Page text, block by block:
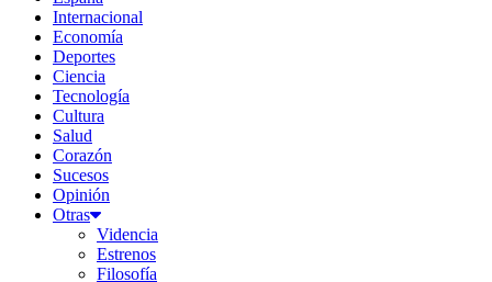
Internacional
Economía
Deportes
Ciencia
Tecnología
Cultura
Salud
Corazón
Sucesos
Opinión
Otras
Videncia
Estrenos
Filosofía